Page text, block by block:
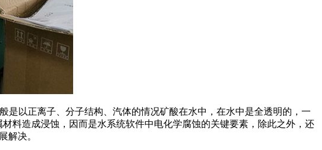
是以正离子、分子结构、汽体的情况矿酸在水中，在水中是全透明的，一
料造成浸蚀，因而是水系统软件中电化学腐蚀的关键要素，除此之外，还
解决。